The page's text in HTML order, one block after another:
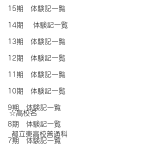
15期 体験記一覧
14期 体験記一覧
13期 体験記一覧
12期 体験記一覧
11期 体験記一覧
10期 体験記一覧
9期 体験記一覧
8期 体験記一覧
7期 体験記一覧
☆高校名
都立東高校普通科